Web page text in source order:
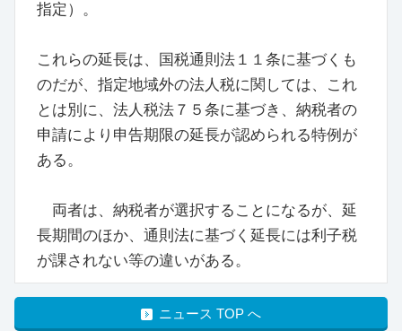
指定）。
これらの延長は、国税通則法１１条に基づくも
のだが、指定地域外の法人税に関しては、これ
とは別に、法人税法７５条に基づき、納税者の
申請により申告期限の延長が認められる特例が
ある。
両者は、納税者が選択することになるが、延
長期間のほか、通則法に基づく延長には利子税
が課されない等の違いがある。
ニュース TOP へ